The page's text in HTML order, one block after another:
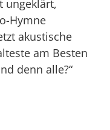
ungeklärt,
Hymne
akustische
am Besten
denn alle?“